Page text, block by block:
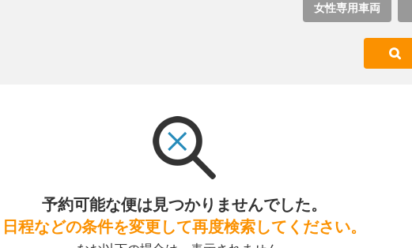
女性専用車両
予約可能な便は見つかりませんでした。
日程などの条件を変更して再度検索してください。